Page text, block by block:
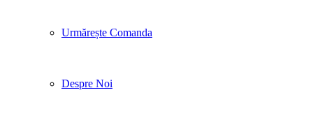
Urmărește Comanda
Despre Noi